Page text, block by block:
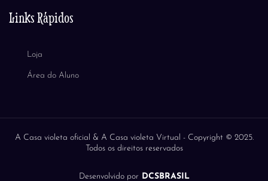
Links Rápidos
Loja
Área do Aluno
A Casa violeta oficial & A Casa violeta Virtual - Copyright © 2025.
Todos os direitos reservados
Desenvolvido porDCSBRASIL